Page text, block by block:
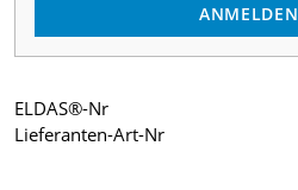
ANMELDEN
ELDAS®-Nr
Lieferanten-Art-Nr